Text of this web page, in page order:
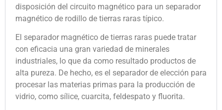
disposición del circuito magnético para un separador
magnético de rodillo de tierras raras típico.
El separador magnético de tierras raras puede tratar
con eficacia una gran variedad de minerales
industriales, lo que da como resultado productos de
alta pureza. De hecho, es el separador de elección para
procesar las materias primas para la producción de
vidrio, como sílice, cuarcita, feldespato y fluorita.